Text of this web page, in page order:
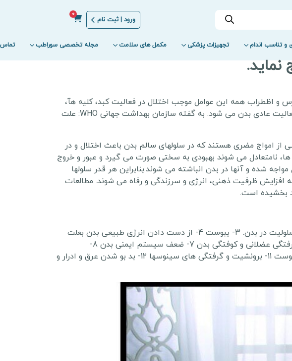
ورود | ثبت نام
0
و تناسب اندام تجهیزات پزشکی مکمل های سلامت مجله تخصصی سوراطب تماس
نماید.
و اظطراب همه این عوامل موجب اختلال در فعالیت کبد، کلیه هآ،
طحال، ریه ها و دستگاه گوارش می گردد و سبب ایجاد اسیدهای مضر و در نهایت بهم ریختگی فعالیت عادی بدن می شود. به گفته سازمان بهداشت جهانی WHO: علت
از امواج مضری هستند که در سلولهای سالم بدن باعث اختلال و در
نامتعادل می شوند بهبودی به سختی صورت می گیرد و عبور و خروج
شده و آنها در بدن انباشته می شوند.بنابراین هر قدر سلولها
افزایش ظرفیت ذهنی، انرژی و سرزندگی و رفاه می شوند. مطالعات
بخشیده است.
1- کند شدن سوخت و ساز بدن و افزایش وزن 2- جمع شدن چربی در ناحیه شکم، پهلو و یا ایجاد سلولیت در بدن. 3- یبوست 4- از دست دادن انرژی طبیعی بدن بعلت
تجمع اسیدهای مضر 5- بی حالی، خستگی دائمی و مزمن و ضعف عمومی 6-دردهای بدون علت، گرفتگی عضلانی و کوفتگی بدن 7- ضعف سیستم ایمنی بدن 8-
حساسیت و آلرژی ها با علت ناشناخته 9- کدر شدن پوست و چهره 10 تحریکات پوستی و خشکی پوست 11- برونشیت و گرفتگی های سینوسها 12- بد بو شدن عرق و ادرار و